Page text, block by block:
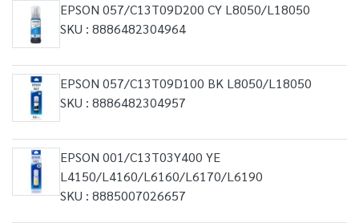
EPSON 057/C13T09D200 CY L8050/L18050
SKU : 8886482304964
EPSON 057/C13T09D100 BK L8050/L18050
SKU : 8886482304957
EPSON 001/C13T03Y400 YE
L4150/L4160/L6160/L6170/L6190
SKU : 8885007026657